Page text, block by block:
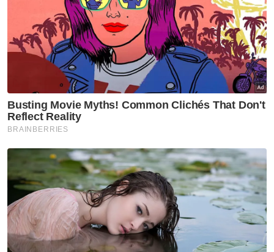
calon oleh suatu Jawatankuasa Pilihan,
Dewan Rakyat akan membuat syor kepada
Suruhanjaya Perkhidmatan Kehakiman dan
Perundangan (SPKP).
"SPKP seterusnya hendaklah menasihati
Yang di-Pertuan Agong berhubung
pelantikan Pendakwa Raya berdasarkan syor
Jawatankuasa Pilihan tersebut. Pindaan ini
akan dibentangkan di Mesyuarat Kedua,
Penggal Kelima, Parlimen Ke-15 Tahun 2026
pada 13 Julai ini, untuk dibahaskan.
Artikel Berkaitan:
Dua rang undang-undang, satu isyarat politik
Kerajaan dalam proses tambah baik undang-undang